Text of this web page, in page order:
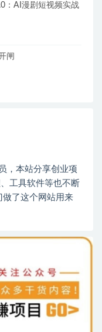
：AI漫剧短视频实战
闸
，本站分享创业项
工具软件等也不断
做了这个网站用来